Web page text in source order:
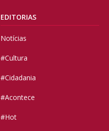
EDITORIAS
Notícias
#Cultura
#Cidadania
#Acontece
#Hot